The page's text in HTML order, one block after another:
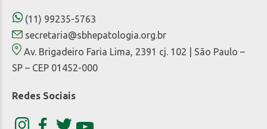
(11) 99235-5763
secretaria@sbhepatologia.org.br
Av. Brigadeiro Faria Lima, 2391 cj. 102 | São Paulo –
SP – CEP 01452-000
Redes Sociais